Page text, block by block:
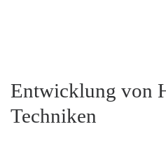
Entwicklung von
Techniken